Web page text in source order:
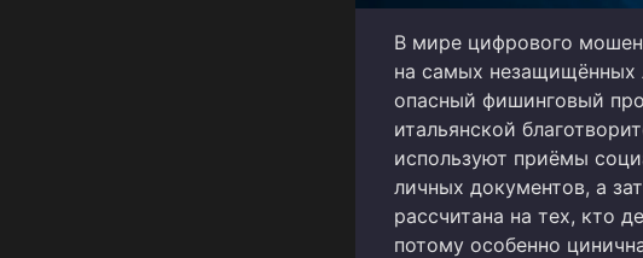
В мире цифрового
на самых незащищённых
опасный фишинговый
итальянской
используют приёмы
личных документов, а
рассчитана на тех, кто
потому особенно